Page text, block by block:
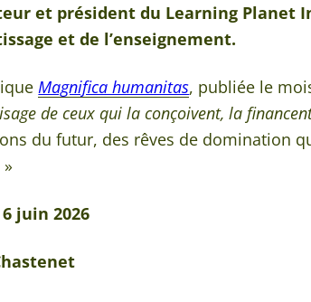
et président du Learning Planet
et de l’enseignement.
Magnifica humanitas, publiée le
de ceux qui la conçoivent, la
du futur, des rêves de domination
juin 2026